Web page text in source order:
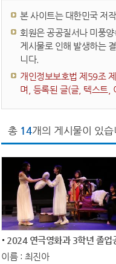
본 사이트는 대한민국 저
회원은 공공질서나 미풍
게시물로 인해 발생하는
니다.
개인정보보호법 제59조
며, 등록된 글(글, 텍스트,
총 14개의 게시물이 있습
2024 연극영화과 3학년 졸업
이름 : 최진아